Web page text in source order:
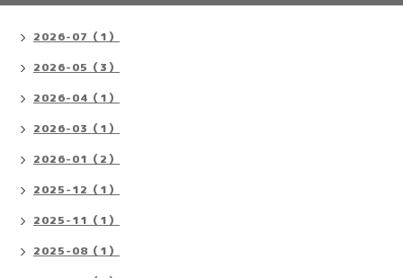
2026-07（1）
2026-05（3）
2026-04（1）
2026-03（1）
2026-01（2）
2025-12（1）
2025-11（1）
2025-08（1）